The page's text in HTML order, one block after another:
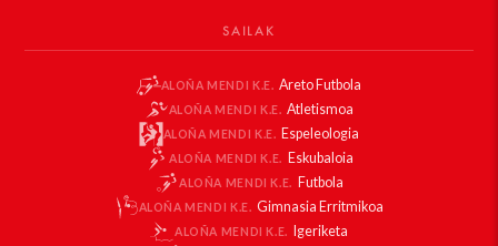
SAILAK
ALOÑA MENDI K.E. Areto Futbola
ALOÑA MENDI K.E. Atletismoa
ALOÑA MENDI K.E. Espeleologia
ALOÑA MENDI K.E. Eskubaloia
ALOÑA MENDI K.E. Futbola
ALOÑA MENDI K.E. Gimnasia Erritmikoa
ALOÑA MENDI K.E. Igeriketa